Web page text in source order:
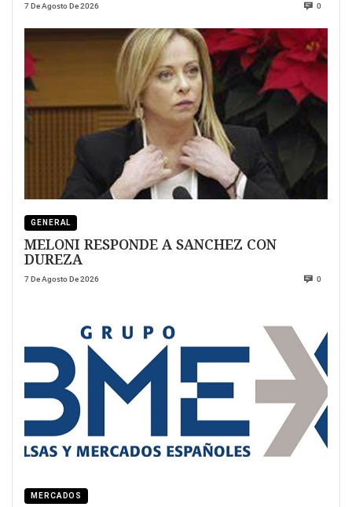
7 De Agosto De 2026 0
GENERAL
MELONI RESPONDE A SANCHEZ CON
DUREZA
7 De Agosto De 2026 0
MERCADOS